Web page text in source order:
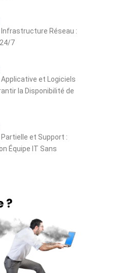
Infrastructure Réseau :
7
et Logiciels
la Disponibilité de
et Support :
Équipe IT Sans
?